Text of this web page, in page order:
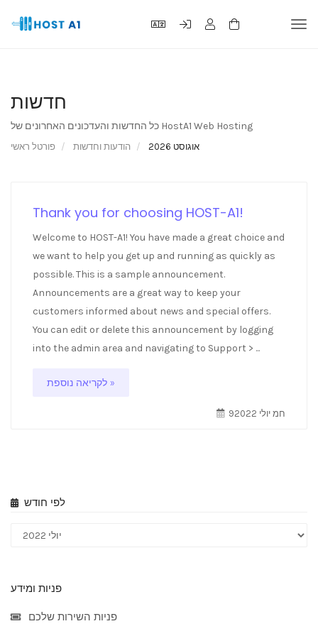
חדשות
כל החדשות והעדכונים האחרונים של HostA1 Web Hosting
פורטל ראשי הודעות וחדשות אוגוסט 2026
לפי חודש
פניות ומידע
פניות השירות שלכם
Thank you for choosing HOST-A1!
Welcome to HOST-A1! You have made a great choice and
we want to help you get up and running as quickly as
possible. This is a sample announcement.
Announcements are a great way to keep your
customers informed about news and special offers.
You can edit or delete this announcement by logging
into the admin area and navigating to Support > ...
לקריאה נוספת »
9חמ יולי 2022